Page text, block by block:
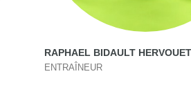
RAPHAEL BIDAULT HERVOUET
ENTRAÎNEUR